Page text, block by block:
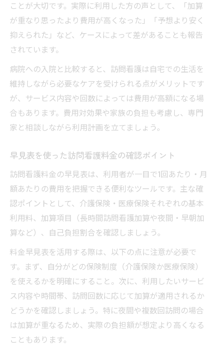
ことが大切です。実際に利用した方の声として、「加算
が重なり思ったより費用が高くなった」「予想より安く
抑えられた」など、ケースによって差があることも報告
されています。
病院への入院と比較すると、訪問看護は自宅での生活を
維持しながら必要なケアを受けられる点がメリットです
が、サービス内容や回数によっては費用が高額になる場
合もあります。費用対効果や家族の負担も考慮し、専門
家と相談しながら利用計画を立てましょう。
早見表を使った訪問看護料金の確認ポイント
訪問看護料金の早見表は、利用者が一目で1回あたり・月
額あたりの費用を把握できる便利なツールです。主な確
認ポイントとして、介護保険・医療保険それぞれの基本
利用料、加算項目（長時間訪問看護加算や夜間・早朝加
算など）、自己負担割合を確認しましょう。
料金早見表を活用する際は、以下の点に注意が必要で
す。まず、自分がどの保険制度（介護保険か医療保険）
を使えるかを明確にすること。次に、利用したいサービ
ス内容や時間帯、訪問回数に応じて加算が適用されるか
どうかを確認しましょう。特に夜間や複数回訪問の場合
は加算が重なるため、実際の負担額が想定より高くなる
こともあります。